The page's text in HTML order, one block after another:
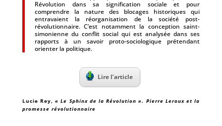
Révolution dans sa signification sociale et pour
comprendre la nature des blocages historiques qui
entravaient la réorganisation de la société post-
révolutionnaire. C’est notamment la conception saint-
simonienne du conflit social qui est analysée dans ses
rapports à un savoir proto-sociologique prétendant
orienter la politique.
Lire l’article
Lucie Rey,« Le Sphinx de la Révolution ». Pierre Leroux et la
promesse révolutionnaire